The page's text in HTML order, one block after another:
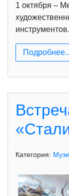
1 октября –
Категория: